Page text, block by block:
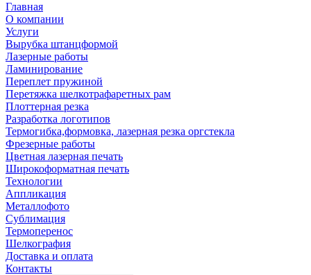
Главная
О компании
Услуги
Вырубка штанцформой
Лазерные работы
Ламинирование
Переплет пружиной
Перетяжка шелкотрафаретных рам
Плоттерная резка
Разработка логотипов
Термогибка,формовка, лазерная резка оргстекла
Фрезерные работы
Цветная лазерная печать
Широкоформатная печать
Технологии
Аппликация
Металлофото
Сублимация
Термоперенос
Шелкография
Доставка и оплата
Контакты